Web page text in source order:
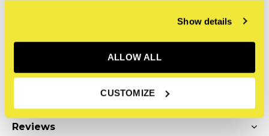
Show details
ALLOW ALL
CUSTOMIZE
Afmeting
200 x 250 mm
Eerste verschijning
2020
Dokument Press
ISBN
9789188369369
Reviews